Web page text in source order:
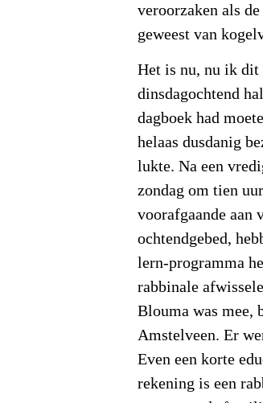
veroorzaken als
geweest van
Het is nu, nu ik dit
dinsdagochtend
dagboek had
helaas dusdanig
lukte. Na een
zondag om tien
voorafgaande
ochtendgebed,
lern-programma
rabbinale
Blouma was mee,
Amstelveen. Er
Even een korte
rekening is een